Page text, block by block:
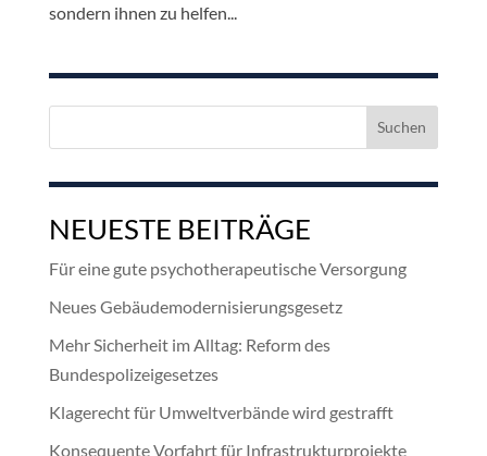
sondern ihnen zu helfen...
Suchen
NEUESTE BEITRÄGE
Für eine gute psychotherapeutische Versorgung
Neues Gebäudemodernisierungsgesetz
Mehr Sicherheit im Alltag: Reform des
Bundespolizeigesetzes
Klagerecht für Umweltverbände wird gestrafft
Konsequente Vorfahrt für Infrastrukturprojekte